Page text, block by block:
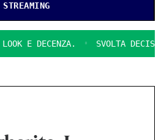
STREAMING
SVOLTA DECISIVA PER IL